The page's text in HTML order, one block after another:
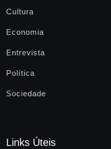
Cultura
Economia
Entrevista
Política
Sociedade
Links Úteis